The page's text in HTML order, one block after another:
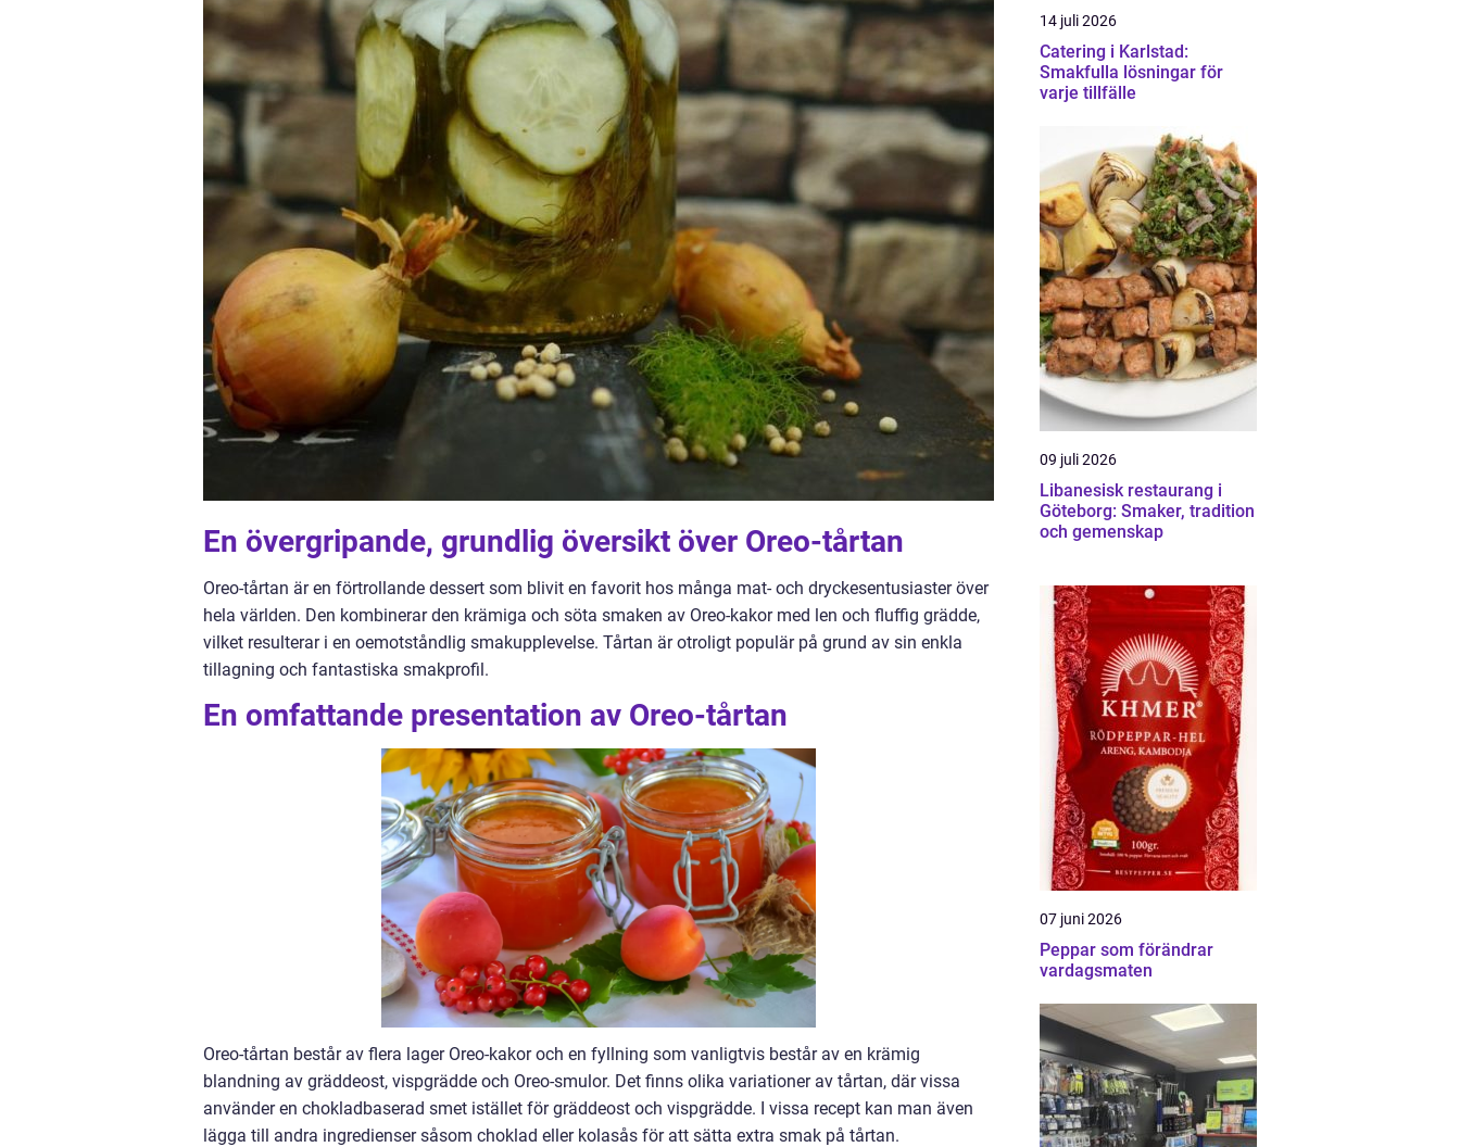
En övergripande, grundlig översikt över Oreo-tårtan
Oreo-tårtan är en förtrollande dessert som blivit en favorit hos många mat- och dryckesentusiaster över
hela världen. Den kombinerar den krämiga och söta smaken av Oreo-kakor med len och fluffig grädde,
vilket resulterar i en oemotståndlig smakupplevelse. Tårtan är otroligt populär på grund av sin enkla
tillagning och fantastiska smakprofil.
En omfattande presentation av Oreo-tårtan
Oreo-tårtan består av flera lager Oreo-kakor och en fyllning som vanligtvis består av en krämig
blandning av gräddeost, vispgrädde och Oreo-smulor. Det finns olika variationer av tårtan, där vissa
använder en chokladbaserad smet istället för gräddeost och vispgrädde. I vissa recept kan man även
lägga till andra ingredienser såsom choklad eller kolasås för att sätta extra smak på tårtan.
14 juli 2026
Catering i Karlstad:
Smakfulla lösningar för
varje tillfälle
09 juli 2026
Libanesisk restaurang i
Göteborg: Smaker, tradition
och gemenskap
07 juni 2026
Peppar som förändrar
vardagsmaten